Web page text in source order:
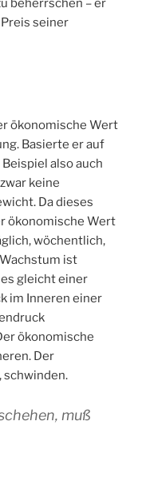
beherrschen – er
seiner
ökonomische Wert
Basierte er auf
also auch
keine
Da dieses
ökonomische Wert
wöchentlich,
ist
gleicht einer
im Inneren einer
ökonomische
Der
schwinden.
muß